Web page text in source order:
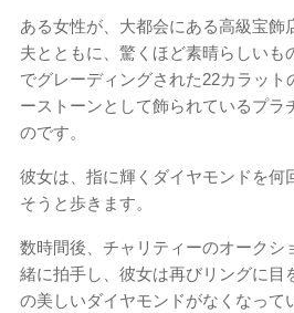
ある女性が、大都会にある高級宝飾
夫とともに、驚くほど素晴らしいも
でグレーディングされた22カラット
ーストーンとして飾られているプラ
のです。
彼女は、指に輝くダイヤモンドを何
そうと歩きます。
数時間後、チャリティーのオークシ
緒に拍手し、彼女は再びリングに目
の美しいダイヤモンドがなくなって